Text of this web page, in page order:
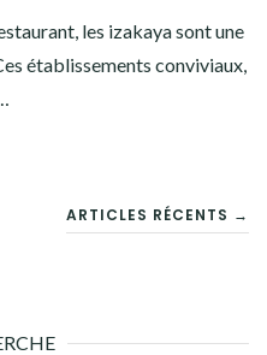
les izakaya sont une
établissements conviviaux,
ARTICLES RÉCENTS →